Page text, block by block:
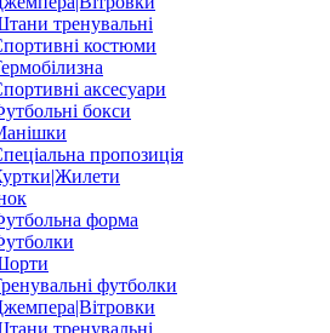
тренувальні
костюми
аксесуари
бокси
пропозиція
форма
футболки
тренувальні